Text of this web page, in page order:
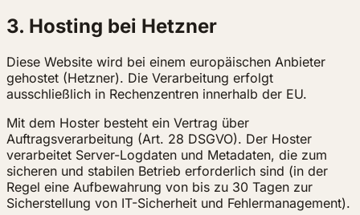
3. Hosting bei Hetzner
Diese Website wird bei einem europäischen Anbieter
gehostet (Hetzner). Die Verarbeitung erfolgt
ausschließlich in Rechenzentren innerhalb der EU.
Mit dem Hoster besteht ein Vertrag über
Auftragsverarbeitung (Art. 28 DSGVO). Der Hoster
verarbeitet Server-Logdaten und Metadaten, die zum
sicheren und stabilen Betrieb erforderlich sind (in der
Regel eine Aufbewahrung von bis zu 30 Tagen zur
Sicherstellung von IT-Sicherheit und Fehlermanagement).